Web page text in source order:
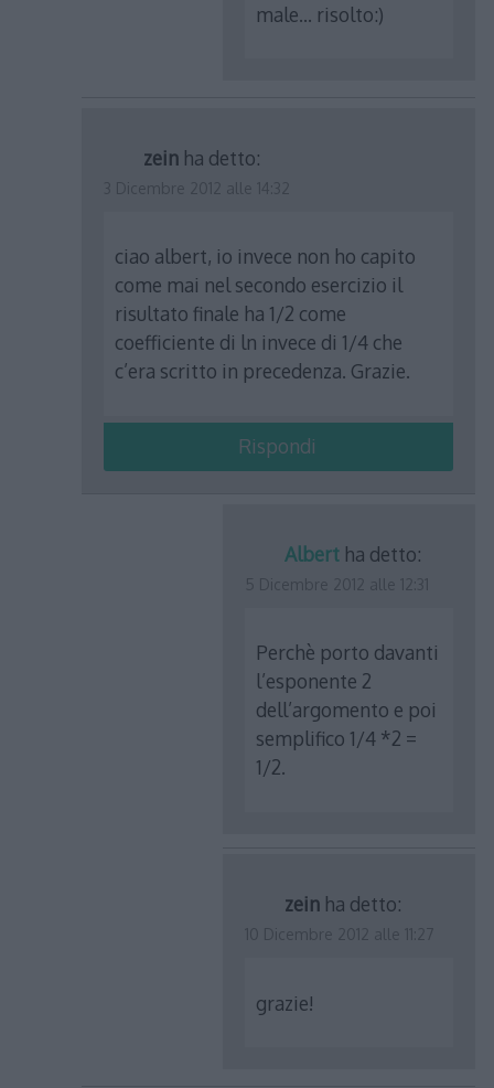
male… risolto:)
zein ha detto:
ciao albert, io invece non ho capito
come mai nel secondo esercizio il
risultato finale ha 1/2 come
coefficiente di ln invece di 1/4 che
c’era scritto in precedenza. Grazie.
Rispondi
Albert ha detto:
Perchè porto davanti
l’esponente 2
dell’argomento e poi
semplifico 1/4 *2 =
1/2.
zein ha detto:
grazie!